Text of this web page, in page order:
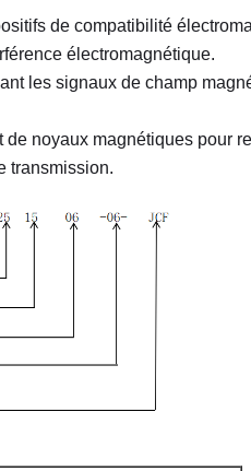
de compatibilité
électromagnétique.
les signaux de champ
noyaux magnétiques pour
transmission.